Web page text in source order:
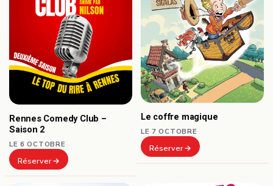
Rennes Comedy Club –
Saison 2
LE 6 OCTOBRE
Réserver
Le coffre magique
LE 7 OCTOBRE
Réserver